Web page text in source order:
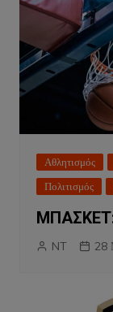
Αθλητισμός
Πολιτισμός
NT 28